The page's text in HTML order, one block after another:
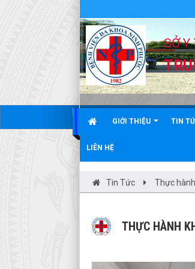
SỞ
GIỚI THIỆU TIN
LIÊN HỆ
Tin Tức Thực
THỰC HÀNH